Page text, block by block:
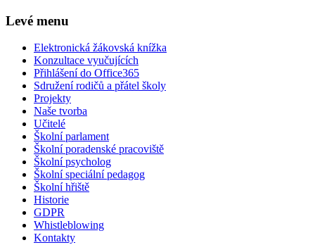
Levé menu
Elektronická žákovská knížka
Konzultace vyučujících
Přihlášení do Office365
Sdružení rodičů a přátel školy
Projekty
Naše tvorba
Učitelé
Školní parlament
Školní poradenské pracoviště
Školní psycholog
Školní speciální pedagog
Školní hřiště
Historie
GDPR
Whistleblowing
Kontakty